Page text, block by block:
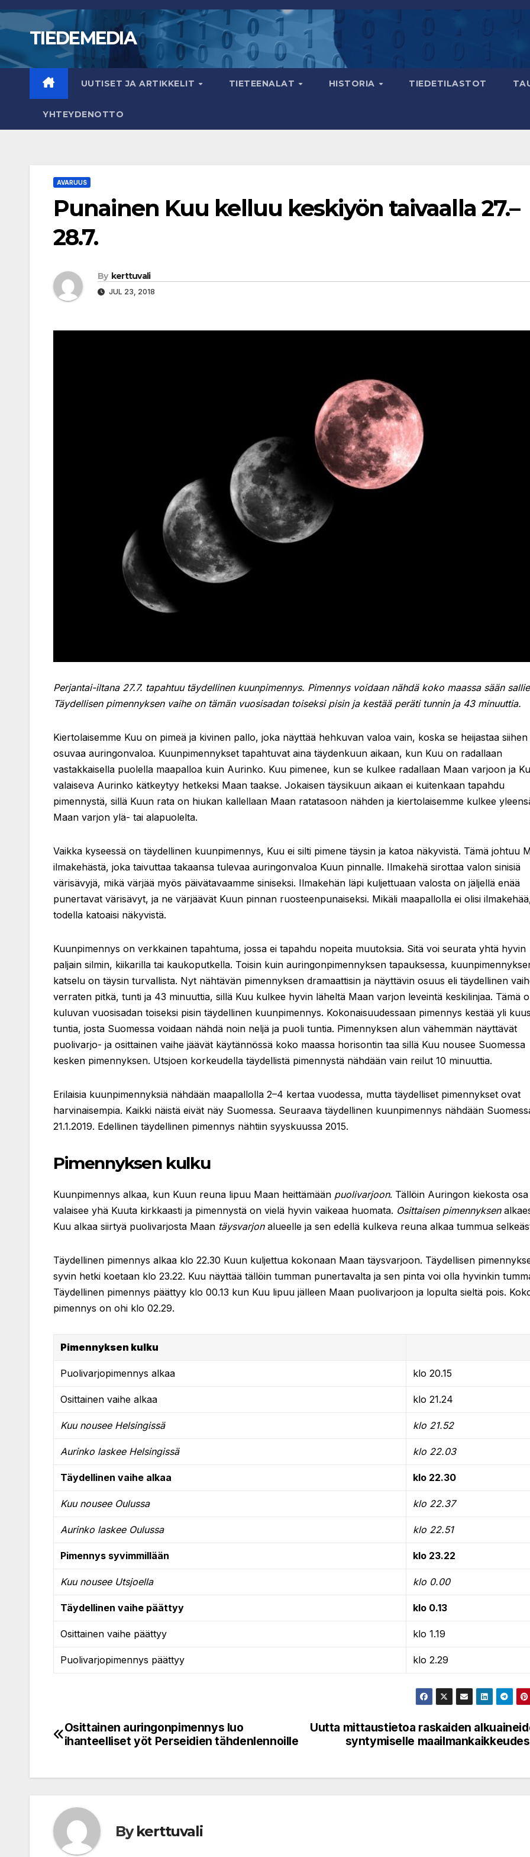
to
TIEDEMEDIA
UUTISET JA ARTIKKELIT TIETEENALAT HISTORIA TIEDETILASTOT
YHTEYDENOTTO
AVARUUS
Punainen Kuu kelluu keskiyön taivaalla 27.–
28.7.
By kerttuvali
JUL 23, 2018
Perjantai-iltana 27.7. tapahtuu täydellinen kuunpimennys. Pimennys voidaan nähdä koko maassa sään
Täydellisen pimennyksen vaihe on tämän vuosisadan toiseksi pisin ja kestää peräti tunnin ja 43 minuuttia.
Kiertolaisemme Kuu on pimeä ja kivinen pallo, joka näyttää hehkuvan valoa vain, koska se heijastaa siihen
osuvaa auringonvaloa. Kuunpimennykset tapahtuvat aina täydenkuun aikaan, kun Kuu on radallaan
vastakkaisella puolella maapalloa kuin Aurinko. Kuu pimenee, kun se kulkee radallaan Maan varjoon ja
valaiseva Aurinko kätkeytyy hetkeksi Maan taakse. Jokaisen täysikuun aikaan ei kuitenkaan tapahdu
pimennystä, sillä Kuun rata on hiukan kallellaan Maan ratatasoon nähden ja kiertolaisemme kulkee
Maan varjon ylä- tai alapuolelta.
Vaikka kyseessä on täydellinen kuunpimennys, Kuu ei silti pimene täysin ja katoa näkyvistä. Tämä johtuu
ilmakehästä, joka taivuttaa takaansa tulevaa auringonvaloa Kuun pinnalle. Ilmakehä sirottaa valon sinisiä
värisävyjä, mikä värjää myös päivätavaamme siniseksi. Ilmakehän läpi kuljettuaan valosta on jäljellä enää
punertavat värisävyt, ja ne värjäävät Kuun pinnan ruosteenpunaiseksi. Mikäli maapallolla ei olisi
todella katoaisi näkyvistä.
Kuunpimennys on verkkainen tapahtuma, jossa ei tapahdu nopeita muutoksia. Sitä voi seurata yhtä hyvin
paljain silmin, kiikarilla tai kaukoputkella. Toisin kuin auringonpimennyksen tapauksessa,
katselu on täysin turvallista. Nyt nähtävän pimennyksen dramaattisin ja näyttävin osuus eli täydellinen
verraten pitkä, tunti ja 43 minuuttia, sillä Kuu kulkee hyvin läheltä Maan varjon leveintä keskilinjaa. Tämä
kuluvan vuosisadan toiseksi pisin täydellinen kuunpimennys. Kokonaisuudessaan pimennys kestää yli
tuntia, josta Suomessa voidaan nähdä noin neljä ja puoli tuntia. Pimennyksen alun vähemmän näyttävät
puolivarjo- ja osittainen vaihe jäävät käytännössä koko maassa horisontin taa sillä Kuu nousee Suomessa
kesken pimennyksen. Utsjoen korkeudella täydellistä pimennystä nähdään vain reilut 10 minuuttia.
Erilaisia kuunpimennyksiä nähdään maapallolla 2–4 kertaa vuodessa, mutta täydelliset pimennykset ovat
harvinaisempia. Kaikki näistä eivät näy Suomessa. Seuraava täydellinen kuunpimennys nähdään
21.1.2019. Edellinen täydellinen pimennys nähtiin syyskuussa 2015.
Pimennyksen kulku
Kuunpimennys alkaa, kun Kuun reuna lipuu Maan heittämään puolivarjoon. Tällöin Auringon kiekosta osa
valaisee yhä Kuuta kirkkaasti ja pimennystä on vielä hyvin vaikeaa huomata. Osittaisen pimennyksen
Kuu alkaa siirtyä puolivarjosta Maan täysvarjonalueelle ja sen edellä kulkeva reuna alkaa tummua
Täydellinen pimennys alkaa klo 22.30 Kuun kuljettua kokonaan Maan täysvarjoon. Täydellisen
syvin hetki koetaan klo 23.22. Kuu näyttää tällöin tumman punertavalta ja sen pinta voi olla hyvinkin
Täydellinen pimennys päättyy klo 00.13 kun Kuu lipuu jälleen Maan puolivarjoon ja lopulta sieltä pois.
pimennys on ohi klo 02.29.
Pimennyksen kulku
Puolivarjopimennys alkaa klo 20.15
Osittainen vaihe alkaa klo 21.24
Kuu nousee Helsingissä klo 21.52
Aurinko laskee Helsingissä klo 22.03
Täydellinen vaihe alkaa klo 22.30
Kuu nousee Oulussa klo 22.37
Aurinko laskee Oulussa klo 22.51
Pimennys syvimmillään klo 23.22
Kuu nousee Utsjoella klo 0.00
Täydellinen vaihe päättyy klo 0.13
Osittainen vaihe päättyy klo 1.19
Puolivarjopimennys päättyy klo 2.29
Post
Uutta mittaustietoa raskaiden
syntymiselle
Osittainen auringonpimennys luo
ihanteelliset yöt Perseidien tähdenlennoille
Bykerttuvali